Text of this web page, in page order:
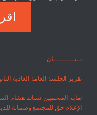
بــيـــــــــــان
تقرير الجلسة العامة العادية الثانية 31 جويلية
نقابة الصحفيين تساند هشام
الإعلام حق للمجتمع وضمانة